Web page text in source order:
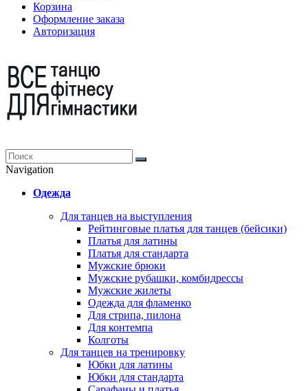
Корзина
Оформление заказа
Авторизация
Navigation
Одежда
Для танцев на выступления
Рейтинговые платья для танцев (бейсики)
Платья для латины
Платья для стандарта
Мужские брюки
Мужские рубашки, комбидрессы
Мужские жилеты
Одежда для фламенко
Для стрипа, пилона
Для контемпа
Колготы
Для танцев на тренировку
Юбки для латины
Юбки для стандарта